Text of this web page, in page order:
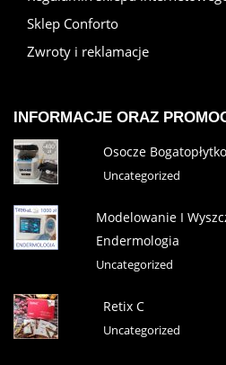
Sklep Conforto
Zwroty i reklamacje
INFORMACJE ORAZ
Osocze
Uncategorized
Modelowanie I
Endermologia
Uncategorized
Retix C
Uncategorized